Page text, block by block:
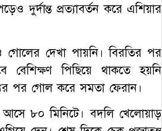
দুর্দান্ত প্রত্যাবর্তন করে এশিয়ার
গোলের দেখা পায়নি। বিরতির পর
বেশিক্ষণ পিছিয়ে থাকতে হয়নি
পর গোল করে সমতা ফেরান।
৮০ মিনিটে। বদলি খেলোয়াড়